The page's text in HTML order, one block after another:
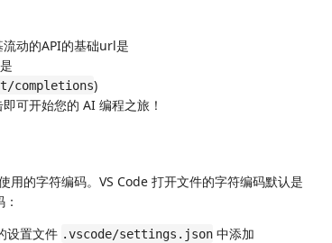
流动的API的基础url是
)
可开始您的 AI 编程之旅！
用的字符编码。VS Code 打开文件的字符编码默认是
设置文件 .vscode/settings.json 中添加